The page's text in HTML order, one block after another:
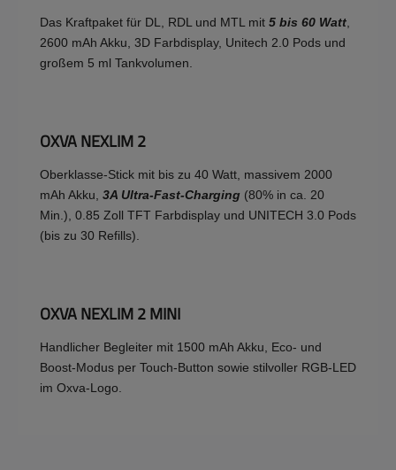
Das Kraftpaket für DL, RDL und MTL mit 5 bis 60 Watt
2600 mAh Akku, 3D Farbdisplay, Unitech 2.0 Pods und
großem 5 ml Tankvolumen.
OXVA NEXLIM 2
Oberklasse-Stick mit bis zu 40 Watt, massivem 2000
mAh Akku, 3A Ultra-Fast-Charging (80% in ca. 20
Min.), 0.85 Zoll TFT Farbdisplay und UNITECH 3.0 Pods
(bis zu 30 Refills).
OXVA NEXLIM 2 MINI
Handlicher Begleiter mit 1500 mAh Akku, Eco- und
Boost-Modus per Touch-Button sowie stilvoller RGB-LED
im Oxva-Logo.